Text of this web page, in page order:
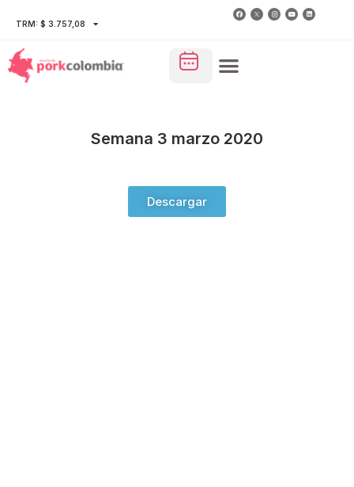
TRM: $ 3.757,08
Semana 3 marzo 2020
Descargar